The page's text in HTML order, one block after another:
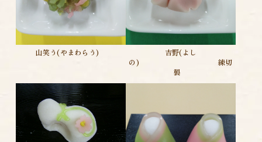
山笑う(やまわらう)
吉野(よし
の) 練切
製